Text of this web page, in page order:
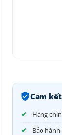
Cam
Hàng
Bảo